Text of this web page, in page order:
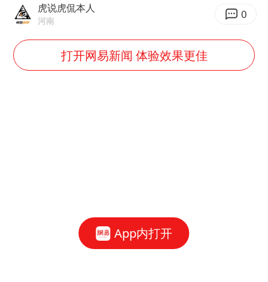
虎说虎侃本人
河南 0
打开网易新闻 体验效果更佳
App内打开